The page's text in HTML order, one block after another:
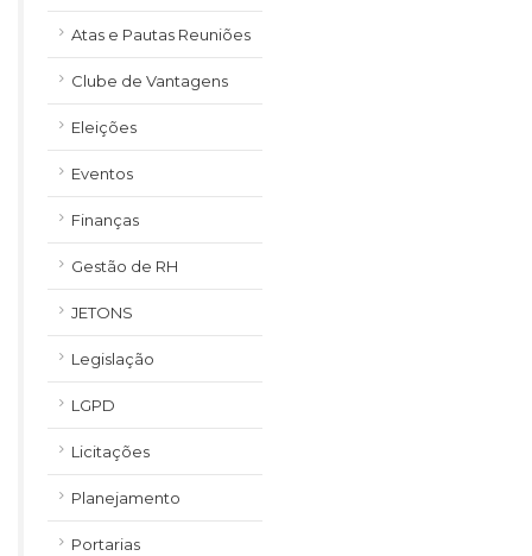
Atas e Pautas Reuniões
Clube de Vantagens
Eleições
Eventos
Finanças
Gestão de RH
JETONS
Legislação
LGPD
Licitações
Planejamento
Portarias